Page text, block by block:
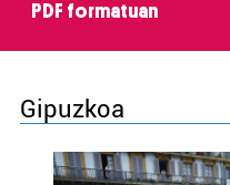
PDF formatuan
Gipuzkoa